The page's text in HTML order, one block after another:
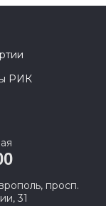
РИК
просп.
31